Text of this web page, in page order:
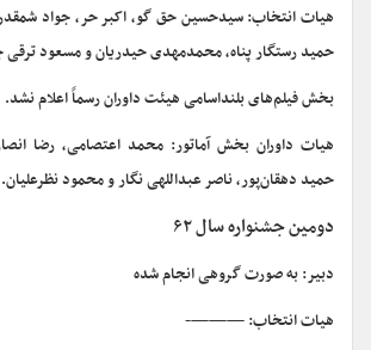
هیات انتخاب: سیدحسین حق گو، اکبر حر، جواد
حمید رستگار پناه، محمدمهدی حیدریان و مسعود ترقی
بخش فیلم‌های بلنداسامی هیئت داوران رسماً اعلام نشد.
هیات داوران بخش آماتور: محمد اعتصامی، رضا
حمید دهقان‌پور، ناصر عبداللهی نگار و محمود نظرعلیان.
دومین جشنواره سال ۶۲
دبیر: به صورت گروهی انجام شده
هیات انتخاب: ———-